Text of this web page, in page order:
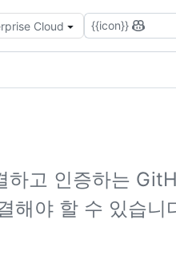
Cloud {{icon}}
하고 인증하는
해야 할 수 있습니